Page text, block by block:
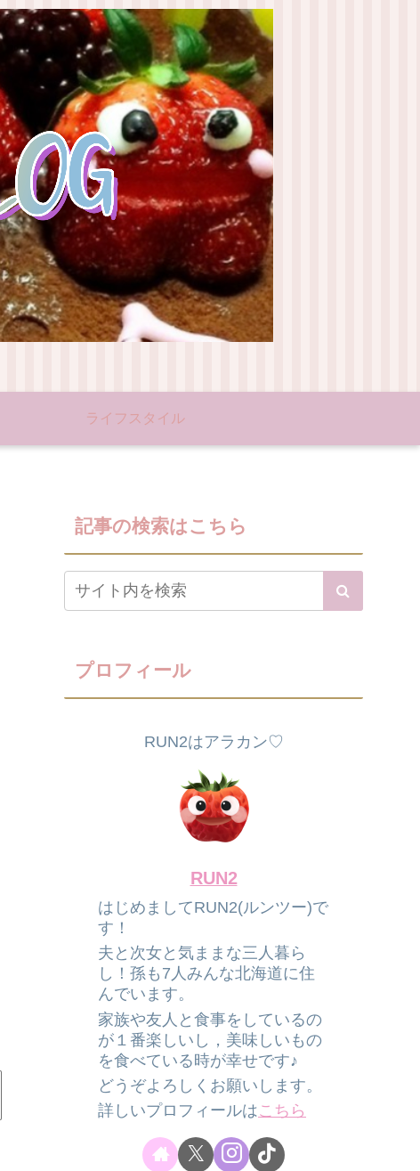
ライフスタイル
記事の検索はこちら
プロフィール
RUN2はアラカン♡
RUN2
はじめましてRUN2(ルンツー)で
す！
夫と次女と気ままな三人暮ら
し！孫も7人みんな北海道に住
んでいます。
家族や友人と食事をしているの
が１番楽しいし，美味しいもの
を食べている時が幸せです♪
どうぞよろしくお願いします。
詳しいプロフィールはこちら